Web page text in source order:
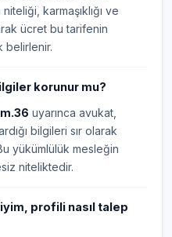
karmaşıklığı ve
ücret bu tarifenin
belirlenir.
korunur mu?
uyarınca avukat,
bilgileri sır olarak
yükümlülük mesleğin
niteliktedir.
profili nasıl talep